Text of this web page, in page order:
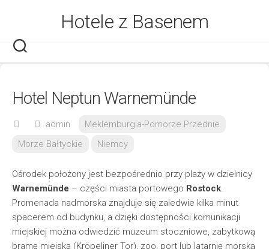
Hotele z Basenem
Hotel Neptun Warnemünde
admin
Meklemburgia-Pomorze Przednie
Morze Bałtyckie
Niemcy
Ośrodek położony jest bezpośrednio przy plaży w dzielnicy
Warnemünde – części miasta portowego Rostock.
Promenada nadmorska znajduje się zaledwie kilka minut
spacerem od budynku, a dzięki dostępności komunikacji
miejskiej można odwiedzić muzeum stoczniowe, zabytkową
bramę miejską (Kröpeliner Tor), zoo, port lub latarnię morską